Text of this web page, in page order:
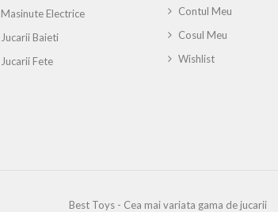
Masinute Electrice
Jucarii Baieti
Jucarii Fete
Contul Meu
Cosul Meu
Wishlist
Best Toys - Cea mai variata gama de jucarii